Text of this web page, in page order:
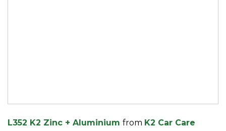
L352 K2 Zinc + Aluminium from K2 Car Care